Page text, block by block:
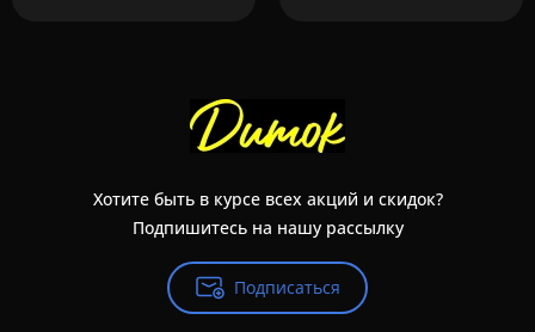
Хотите быть в курсе всех акций и скидок?
Подпишитесь на нашу рассылку
Подписаться